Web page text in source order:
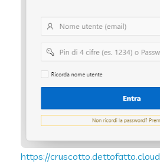
https://cruscotto.dettofatto.cloud